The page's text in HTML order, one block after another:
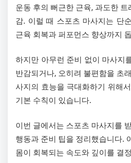
운동 후의 뻐근한 근육, 과도한
감. 이럴 때 스포츠 마사지는 단
근육 회복과 퍼포먼스 향상까지
하지만 아무런 준비 없이 마사지
반감되거나, 오히려 불편함을 초
사지의 효능을 극대화하기 위해
기본 수칙이 있습니다.
이번 글에서는 스포츠 마사지를
행동과 준비 팁을 정리했습니다.
몸이 회복되는 속도와 깊이를 결